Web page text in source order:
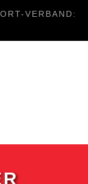
VERBAND: B